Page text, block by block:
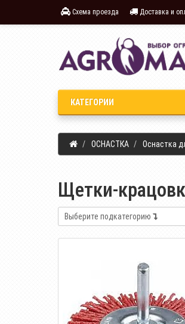
Схема проезда Доставка и
КАТЕГОРИИ
ОСНАСТКА Оснастка
Щетки-
Выберите подкатегорию